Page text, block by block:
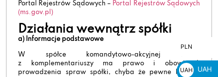
Portal Rejestrów Sądowych – Portal Rejestrów Sądowych
(ms.gov.pl)
Działania wewnątrz spółki
a) Informacje podstawowe
W spółce komandytowo-akcyjnej każdy
z komplementariuszy ma prawo i obowiązek
prowadzenia spraw spółki, chyba że pewne kwestie
PLN
zł
UAH
UAH